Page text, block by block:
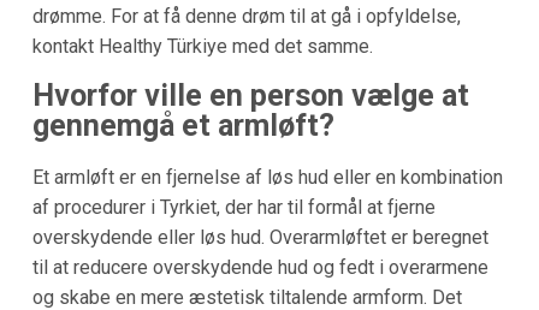
drømme. For at få denne drøm til at gå i opfyldelse,
kontakt Healthy Türkiye med det samme.
Hvorfor ville en person vælge at
gennemgå et armløft?
Et armløft er en fjernelse af løs hud eller en kombination
af procedurer i Tyrkiet, der har til formål at fjerne
overskydende eller løs hud. Overarmløftet er beregnet
til at reducere overskydende hud og fedt i overarmene
og skabe en mere æstetisk tiltalende armform. Det